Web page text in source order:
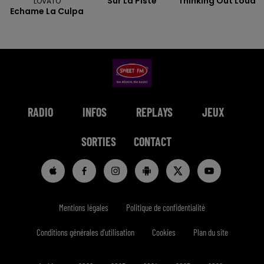
Echame La Culpa
RADIO INFOS REPLAYS JEUX
SORTIES CONTACT
Mentions légales Politique de confidentialité
Conditions générales d'utilisation Cookies Plan du site